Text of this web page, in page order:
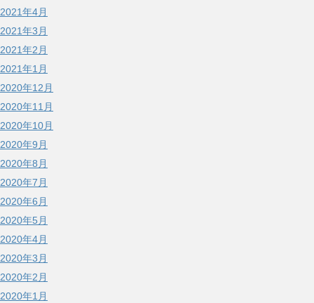
2021年4月
2021年3月
2021年2月
2021年1月
2020年12月
2020年11月
2020年10月
2020年9月
2020年8月
2020年7月
2020年6月
2020年5月
2020年4月
2020年3月
2020年2月
2020年1月